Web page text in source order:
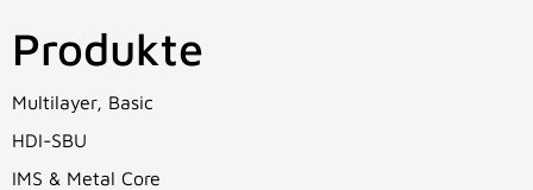
Produkte
Multilayer, Basic
HDI-SBU
IMS & Metal Core